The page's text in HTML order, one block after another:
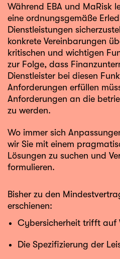
Während EBA und MaRisk
eine ordnungsgemäße
Dienstleistungen
konkrete Vereinbarungen
kritischen und wichtigen
zur Folge, dass
Dienstleister bei diesen
Anforderungen erfüllen
Anforderungen an die
zu werden.
Wo immer sich
wir Sie mit einem
Lösungen zu suchen und
formulieren.
Bisher zu den
erschienen:
Cybersicherheit trifft auf
Die Spezifizierung der